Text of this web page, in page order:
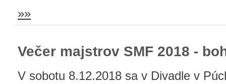
»»
Večer majstrov SMF 2018 -
V sobotu 8.12.2018 sa v Divadle v